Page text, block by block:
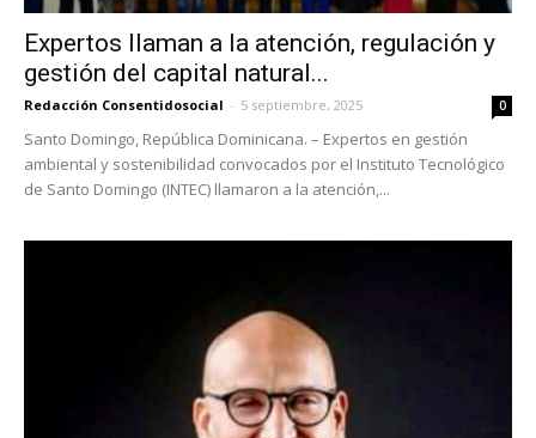
Expertos llaman a la atención, regulación y
gestión del capital natural...
Redacción Consentidosocial - 5 septiembre, 2025 0
Santo Domingo, República Dominicana. – Expertos en gestión
ambiental y sostenibilidad convocados por el Instituto Tecnológico
de Santo Domingo (INTEC) llamaron a la atención,...